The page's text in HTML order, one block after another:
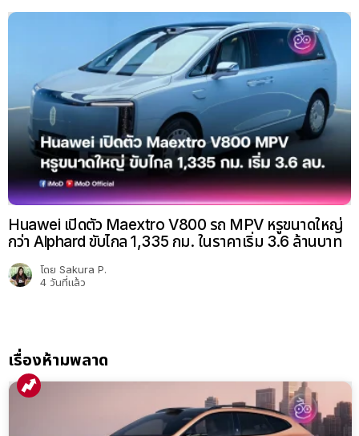
Huawei เปิดตัว Maextro V800 รถ MPV หรูขนาดใหญ่
กว่า Alphard ขับไกล 1,335 กม. ในราคาเริ่ม 3.6 ล้านบาท
โดย Sakura P.
4 วันที่แล้ว
เรื่องห้ามพลาด